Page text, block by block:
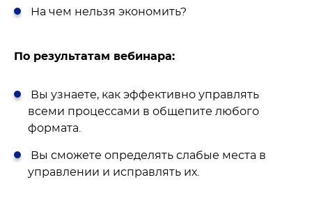
На чем нельзя экономить?
По результатам вебинара:
Вы узнаете, как эффективно управлять
всеми процессами в общепите любого
формата.
Вы сможете определять слабые места в
управлении и исправлять их.